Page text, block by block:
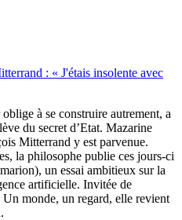
: « J'étais insolente avec
à se construire autrement, a
du secret d’Etat. Mazarine
Mitterrand y est parvenue.
la philosophe publie ces jours-ci
un essai ambitieux sur la
artificielle. Invitée de
Un monde, un regard, elle revient